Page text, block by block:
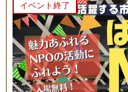
イベント終了